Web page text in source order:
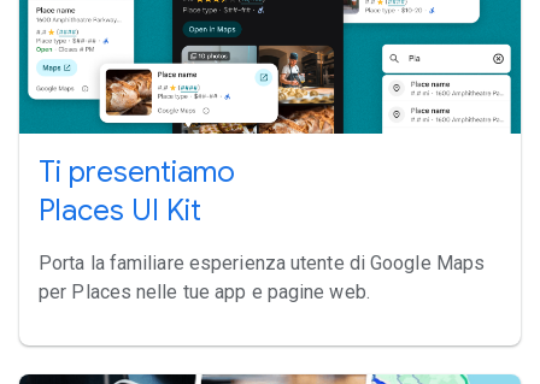
Ti presentiamo
Places UI Kit
Porta la familiare esperienza utente di Google Maps
per Places nelle tue app e pagine web.